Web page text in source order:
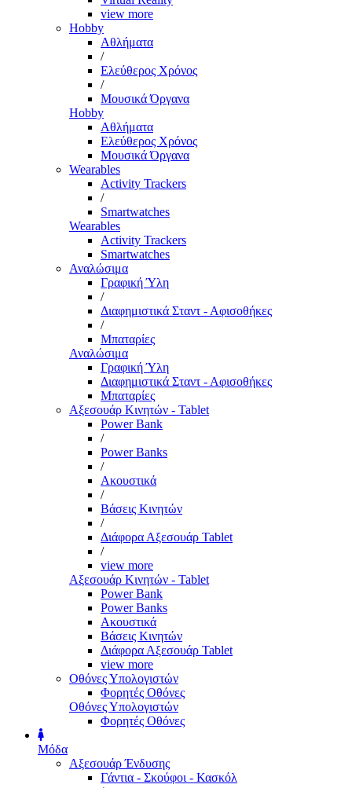
view more
Hobby
Αθλήματα
/
Ελεύθερος Χρόνος
/
Μουσικά Όργανα
Hobby
Αθλήματα
Ελεύθερος Χρόνος
Μουσικά Όργανα
Wearables
Activity Trackers
/
Smartwatches
Wearables
Activity Trackers
Smartwatches
Αναλώσιμα
Γραφική Ύλη
/
Διαφημιστικά Σταντ - Αφισοθήκες
/
Μπαταρίες
Αναλώσιμα
Γραφική Ύλη
Διαφημιστικά Σταντ - Αφισοθήκες
Μπαταρίες
Αξεσουάρ Κινητών - Tablet
Power Bank
/
Power Banks
/
Ακουστικά
/
Βάσεις Κινητών
/
Διάφορα Αξεσουάρ Tablet
/
view more
Αξεσουάρ Κινητών - Tablet
Power Bank
Power Banks
Ακουστικά
Βάσεις Κινητών
Διάφορα Αξεσουάρ Tablet
view more
Οθόνες Υπολογιστών
Φορητές Οθόνες
Οθόνες Υπολογιστών
Φορητές Οθόνες
Μόδα
Αξεσουάρ Ένδυσης
Γάντια - Σκούφοι - Κασκόλ